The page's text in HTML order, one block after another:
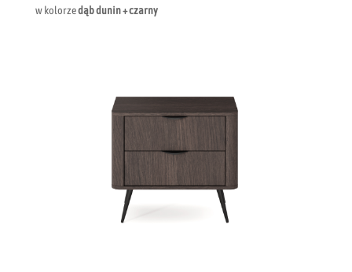
w kolorzedąb dunin + czarny